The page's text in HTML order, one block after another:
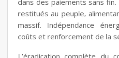
dans des paiements sans
restitués au peuple,
massif. Indépendance
coûts et renforcement de la
L’éradication complète du